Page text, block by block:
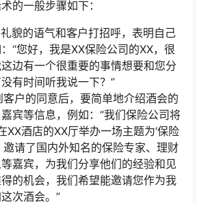
的一般步骤如下：
貌的语气和客户打招呼，表明自己
“您好，我是XX保险公司的XX，很
边有一个很重要的事情想要和您分
有时间听我说一下？”
户的同意后，要简单地介绍酒会的
宾等信息，例如：“我们保险公司将
XX酒店的XX厅举办一场主题为‘保险
邀请了国内外知名的保险专家、理财
嘉宾，为我们分享他们的经验和见
的机会，我们希望能邀请您作为我
次酒会。”